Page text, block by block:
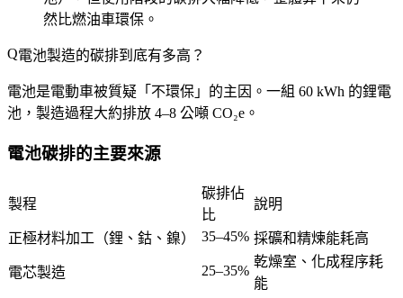
然比燃油車環保。
電池製造的碳排到底有多高？
電池是電動車被質疑「不環保」的主因。一組 60 kWh 的鋰電
池，製造過程大約排放 4–8 公噸 CO₂e。
電池碳排的主要來源
製程
碳排佔
比
說明
正極材料加工（鋰、鈷、鎳） 35–45% 採礦和精煉能耗高
電芯製造 25–35%
乾燥室、化成程序耗
能